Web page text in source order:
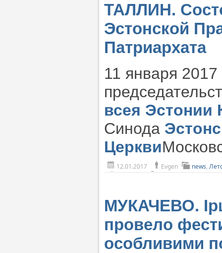
ТАЛЛИН.
Эстонской
Патриархата
11 января
всея Эстонии
Синода
Церкви
12.01.2017 Evgen news,
МУКАЧЕВО.
провело
особливими